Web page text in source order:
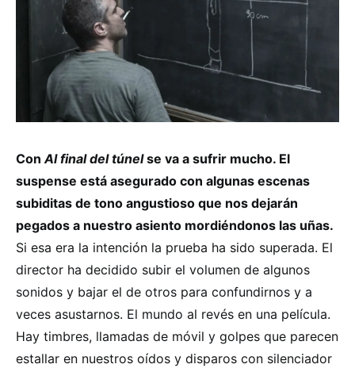
Con Al final del túnelse va a sufrir mucho. El
suspense está asegurado con algunas escenas
subiditas de tono angustioso que nos dejarán
pegados a nuestro asiento mordiéndonos las uñas.
Si esa era la intención la prueba ha sido superada. El
director ha decidido subir el volumen de algunos
sonidos y bajar el de otros para confundirnos y a
veces asustarnos. El mundo al revés en una película.
Hay timbres, llamadas de móvil y golpes que parecen
estallar en nuestros oídos y disparos con silenciador